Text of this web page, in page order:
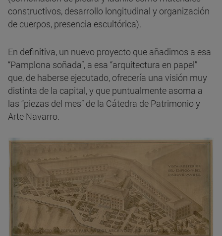
constructivos, desarrollo longitudinal y organización
de cuerpos, presencia escultórica).
En definitiva, un nuevo proyecto que añadimos a esa
“Pamplona soñada”, a esa “arquitectura en papel”
que, de haberse ejecutado, ofrecería una visión muy
distinta de la capital, y que puntualmente asoma a
las “piezas del mes” de la Cátedra de Patrimonio y
Arte Navarro.